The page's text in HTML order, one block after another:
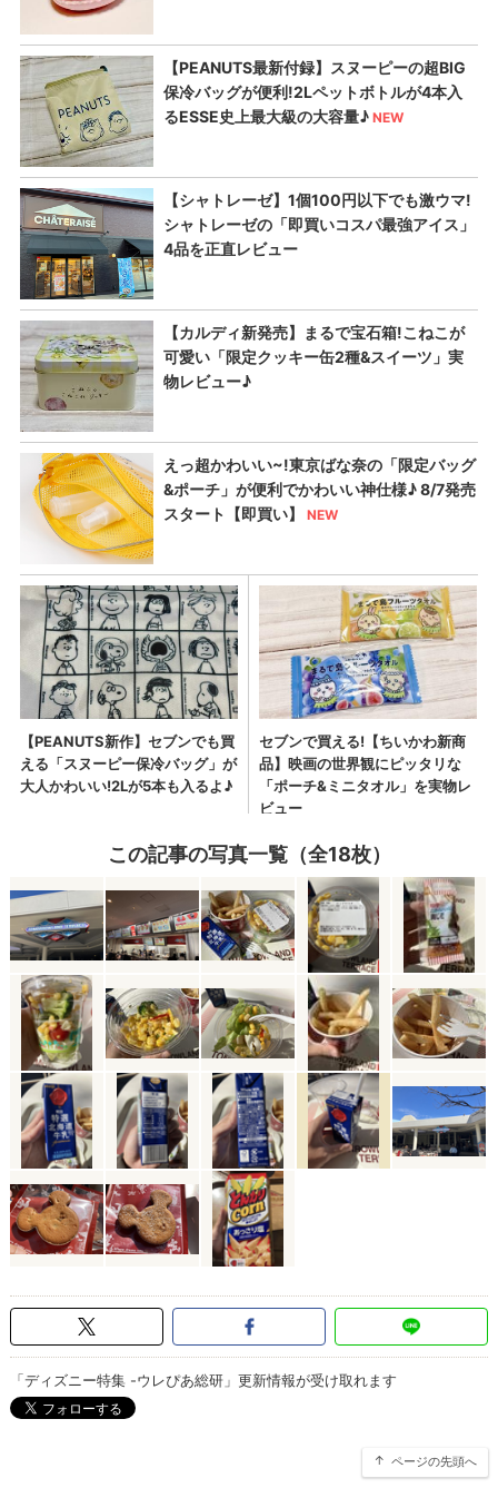
この記事の写真一覧（全18枚）
「ディズニー特集 -ウレぴあ総研」更新情報が受け取れます
ページの先頭へ